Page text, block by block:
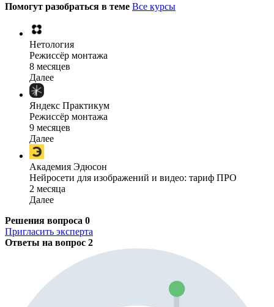
Помогут разобраться в теме Все курсы
Нетология
Режиссёр монтажа
8 месяцев
Далее
Яндекс Практикум
Режиссёр монтажа
9 месяцев
Далее
Академия Эдюсон
Нейросети для изображений и видео: тариф ПРО
2 месяца
Далее
Решения вопроса 0
Пригласить эксперта
Ответы на вопрос 2